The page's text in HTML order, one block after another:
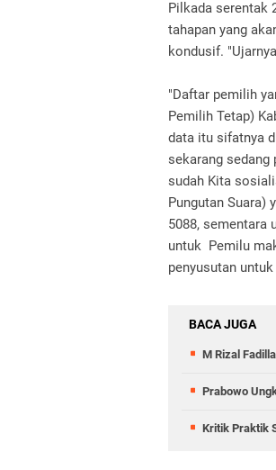
Pilkada serentak
tahapan yang
kondusif.
"Daftar pemilih
Pemilih Tetap)
data itu sifatnya
sekarang sedang
sudah Kita
Pungutan Suara)
5088, sementara
untuk Pemilu
penyusutan
BACA JUGA
M Rizal
Prabowo
Kritik Praktik